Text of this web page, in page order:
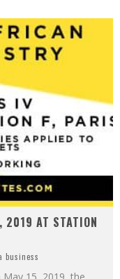
2019 AT STATION
business